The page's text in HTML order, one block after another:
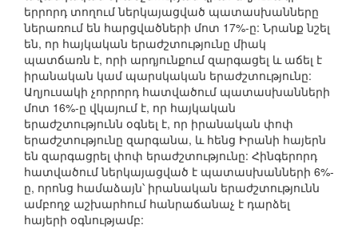
երրորդ տողում ներկայացված պատասխանները
ներառում են հարցվածների մոտ 17%-ը: Նրանք նշել
են, որ հայկական երաժշտությունը միակ
պատճառն է, որի արդյունքում զարգացել և աճել է
իրանական կամ պարսկական երաժշտությունը:
Աղյուսակի չորրորդ հատվածում պատասխանների
մոտ 16%-ը վկայում է, որ հայկական
երաժշտությունն օգնել է, որ իրանական փոփ
երաժշտությունը զարգանա, և հենց Իրանի հայերն
են զարգացրել փոփ երաժշտությունը: Հինգերորդ
հատվածում ներկայացված է պատասխանների 6%-
ը, որոնց համաձայն՝ իրանական երաժշտությունն
ամբողջ աշխարհում հանրաճանաչ է դարձել
հայերի օգնությամբ: